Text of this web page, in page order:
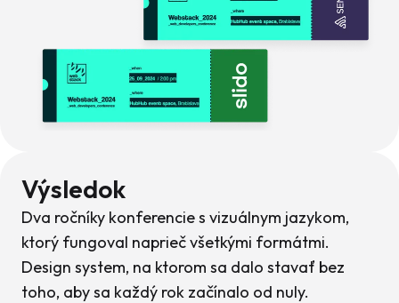
Výsledok
Dva ročníky konferencie s vizuálnym jazykom,
ktorý fungoval naprieč všetkými formátmi.
Design system, na ktorom sa dalo stavať bez
toho, aby sa každý rok začínalo od nuly.